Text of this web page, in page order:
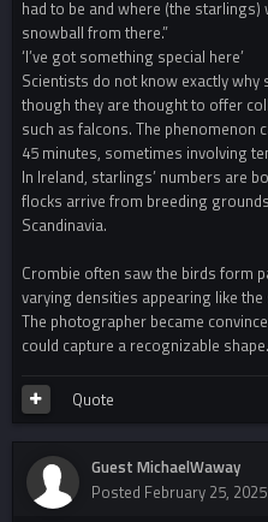
had to be and where (the
snowball from there.”
‘I’ve got something special here’
Scientists do not know exactly
though they are thought to offer
such as falcons. The phenomenon
45 minutes, sometimes involving
In Ireland, starlings’ numbers are
flocks arrive from breeding
Scandinavia.
Crombie often saw the birds form
varying densities appearing like
The photographer became
could capture a recognizable shape.
Quote
Guest MichaelWaway
Posted February 25, 2025